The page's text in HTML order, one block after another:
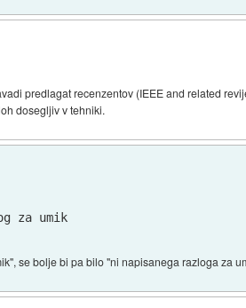
predlagat recenzentov (IEEE and related
dosegljiv v tehniki.
za umik
se bolje bi pa bilo "ni napisanega razloga za